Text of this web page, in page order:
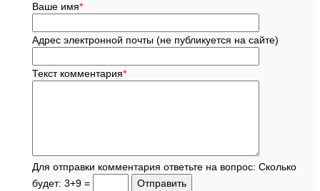
Ваше имя*
Адрес электронной почты (не публикуется на сайте)
Текст комментария*
Для отправки комментария ответьте на вопрос: Сколько
будет: 3+9 =